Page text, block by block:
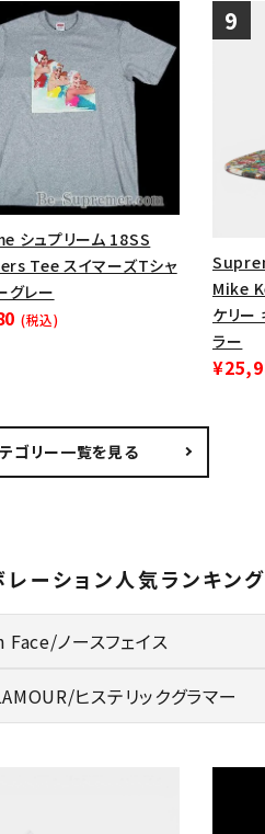
シュプリーム 18SS
Tee スイマーズTシャ
グレー
(税込)
Mike
ケリー
ラー
ゴリー一覧を見る
ーション人気ランキング
ノースフェイス
ヒステリックグラマー